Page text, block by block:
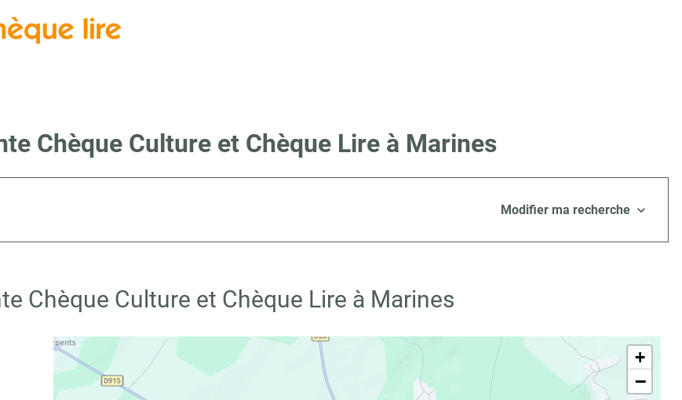
Chèque Culture et Chèque Lire à Marines
Modifier ma recherche
Chèque Culture et Chèque Lire à Marines
+
−